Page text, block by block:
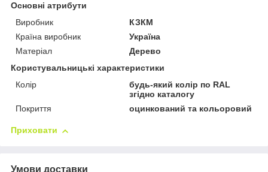
Основні атрибути
Виробник
КЗКМ
Країна виробник
Україна
Матеріал
Дерево
Користувальницькі характеристики
Колір
будь-який колір по RAL
згідно каталогу
Покриття
оцинкований та кольоровий
Приховати
Умови доставки